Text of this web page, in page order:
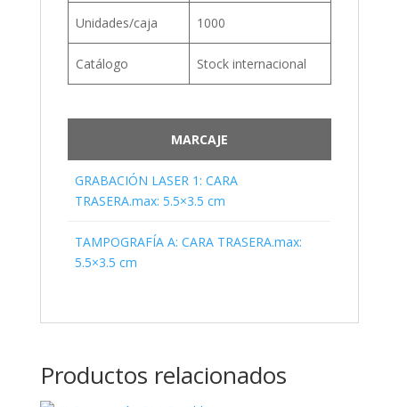
Unidades/caja 1000
Catálogo Stock internacional
MARCAJE
GRABACIÓN LASER 1: CARA
TRASERA.max: 5.5×3.5 cm
TAMPOGRAFÍA A: CARA TRASERA.max:
5.5×3.5 cm
Productos relacionados